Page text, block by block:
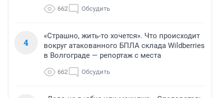
662 Обсудить
4
«Страшно, жить-то хочется». Что происходит
вокруг атакованного БПЛА склада Wildberries
в Волгограде — репортаж с места
662 Обсудить